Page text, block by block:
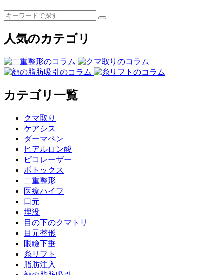
人気のカテゴリ
カテゴリ一覧
クマ取り
ケアシス
ダーマペン
ヒアルロン酸
ピコレーザー
ボトックス
二重整形
医療ハイフ
口元
埋没
目の下のクマトリ
目元整形
眼瞼下垂
糸リフト
脂肪注入